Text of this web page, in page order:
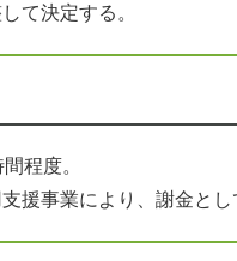
て決定する。
程度。
援事業により、謝金とし